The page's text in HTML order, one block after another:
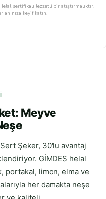
sertifikalı lezzetli bir atıştırmalıktır.
keyif katın.
Meyve
Şeker, 30'lu avantaj
GİMDES helal
portakal, limon, elma ve
her damakta neşe